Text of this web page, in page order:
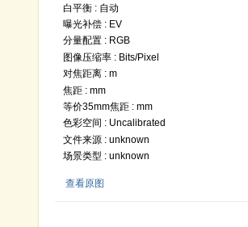
白平衡 : 自动
曝光补偿 : EV
分量配置 : RGB
图像压缩率 : Bits/Pixel
对焦距离 : m
焦距 : mm
等价35mm焦距 : mm
色彩空间 : Uncalibrated
文件来源 : unknown
场景类型 : unknown
查看原图